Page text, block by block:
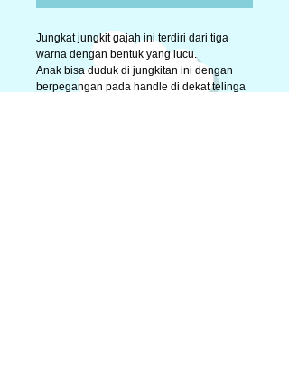
Jungkat jungkit gajah ini terdiri dari tiga
warna dengan bentuk yang lucu.
Anak bisa duduk di jungkitan ini dengan
berpegangan pada handle di dekat telinga